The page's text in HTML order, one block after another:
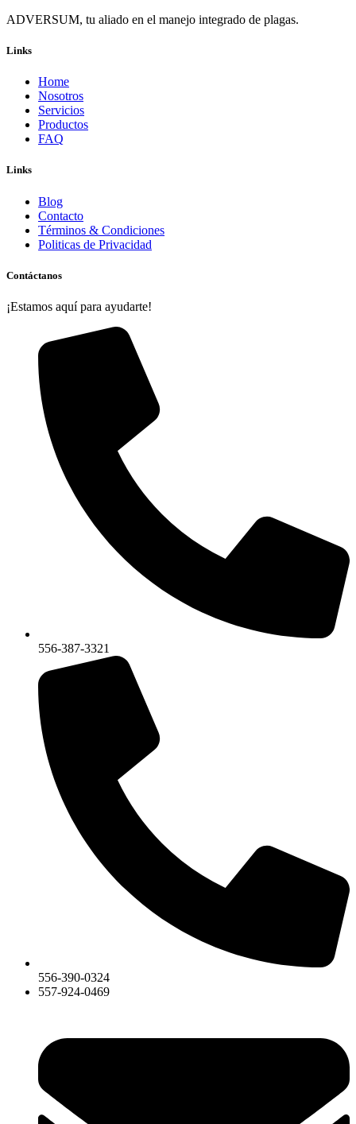
ADVERSUM, tu aliado en el manejo integrado de plagas.
Links
Home
Nosotros
Servicios
Productos
FAQ
Links
Blog
Contacto
Términos & Condiciones
Politicas de Privacidad
Contáctanos
¡Estamos aquí para ayudarte!
556-387-3321
556-390-0324
557-924-0469